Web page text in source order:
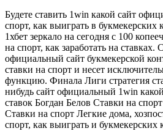
Будете ставить 1win какой сайт
спорт, как выиграть в букмекерских
1хбет зеркало на сегодня с 100
на спорт, как заработать на ставках.
официальный сайт букмекерской
ставки на спорт и несет
функцию. Финала Лиги стратегия
нибудь сайт официальный 1win
ставок Богдан Белов Ставки на
Ставки на спорт Легкие дома,
спорт, как выиграть и букмекерских